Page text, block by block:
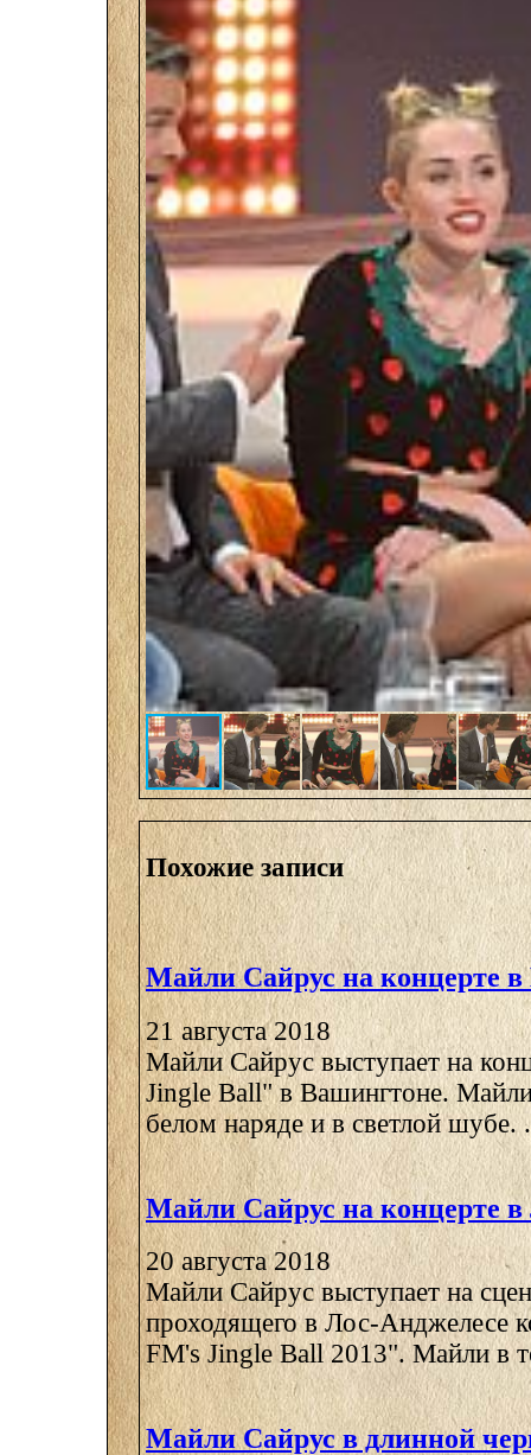
Похожие записи
Майли Сайрус на концерте
21 августа 2018
Майли Сайрус выступает на
Jingle Ball" в Вашингтоне. Майли
белом наряде и в светлой шубе.
Майли Сайрус на концерте в
20 августа 2018
Майли Сайрус выступает на
проходящего в Лос-Анджелесе
FM's Jingle Ball 2013". Майли в
Майли Сайрус в длинной